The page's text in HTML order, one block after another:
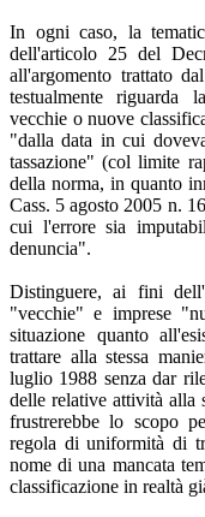
In ogni caso, la
dell'articolo 25 del
all'argomento trattato
testualmente
vecchie o nuove
"dalla data in cui
tassazione" (col limite
della norma, in quanto
Cass. 5 agosto 2005 n.
cui l'errore sia
denuncia".
Distinguere, ai fini
"vecchie" e imprese
situazione quanto
trattare alla stessa
luglio 1988 senza dar
delle relative attività alla
frustrerebbe lo scopo
regola di uniformità di
nome di una mancata
classificazione in realtà